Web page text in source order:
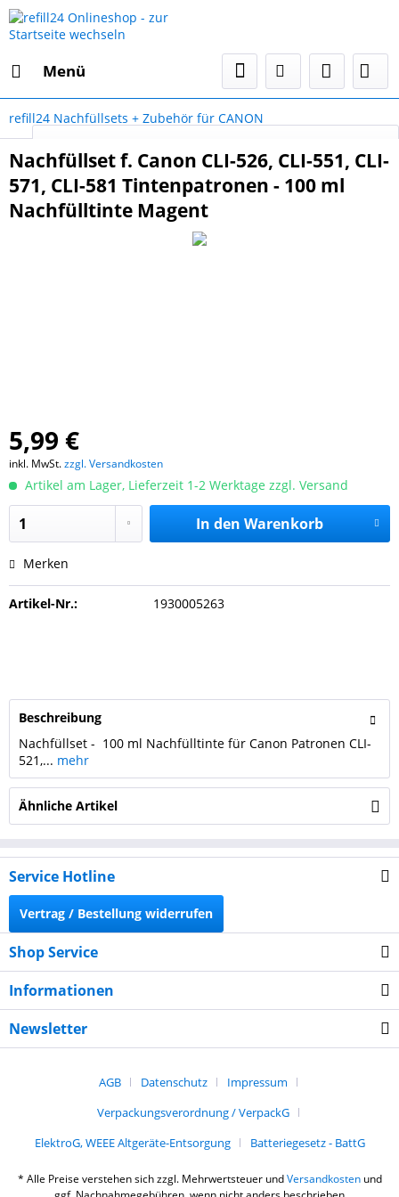
Menü
refill24 Nachfüllsets + Zubehör für CANON
Nachfüllset f. Canon CLI-526, CLI-551, CLI-
571, CLI-581 Tintenpatronen - 100 ml
Nachfülltinte Magent
5,99 €
inkl. MwSt.zzgl. Versandkosten
Artikel am Lager, Lieferzeit 1-2 Werktage zzgl. Versand
In den Warenkorb
Merken
Artikel-Nr.: 1930005263
Beschreibung
Nachfüllset - 100 ml Nachfülltinte für Canon Patronen CLI-
521,... mehr
Ähnliche Artikel
Service Hotline
Vertrag / Bestellung widerrufen
Shop Service
Informationen
Newsletter
AGB Datenschutz
Impressum
Verpackungsverordnung / VerpackG
ElektroG, WEEE Altgeräte-Entsorgung
Batteriegesetz - BattG
* Alle Preise verstehen sich zzgl. Mehrwertsteuer undVersandkostenund